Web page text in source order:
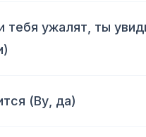
тебя ужалят, ты
(Ву, да)